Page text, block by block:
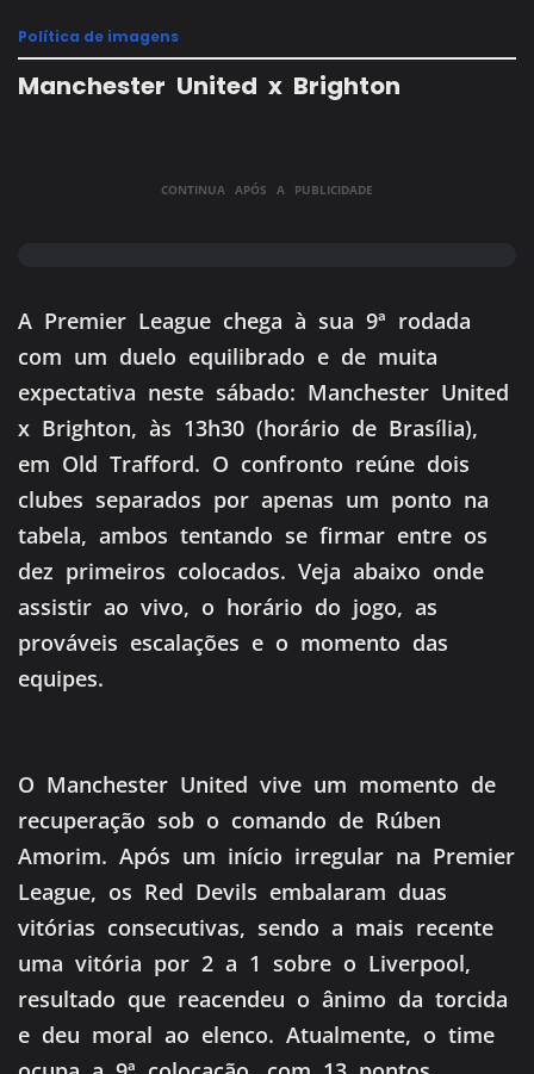
Política de imagens
Manchester United x Brighton
CONTINUA APÓS A PUBLICIDADE
A Premier League chega à sua 9ª rodada
com um duelo equilibrado e de muita
expectativa neste sábado: Manchester United
x Brighton, às 13h30 (horário de Brasília),
em Old Trafford. O confronto reúne dois
clubes separados por apenas um ponto na
tabela, ambos tentando se firmar entre os
dez primeiros colocados. Veja abaixo onde
assistir ao vivo, o horário do jogo, as
prováveis escalações e o momento das
equipes.
O Manchester United vive um momento de
recuperação sob o comando de Rúben
Amorim. Após um início irregular na Premier
League, os Red Devils embalaram duas
vitórias consecutivas, sendo a mais recente
uma vitória por 2 a 1 sobre o Liverpool,
resultado que reacendeu o ânimo da torcida
e deu moral ao elenco. Atualmente, o time